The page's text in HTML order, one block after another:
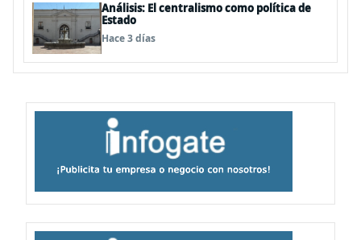
Análisis: El centralismo como política de
Estado
Hace 3 días